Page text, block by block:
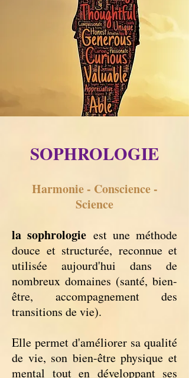
SOPHROLOGIE
Harmonie - Conscience -
Science
la sophrologie est une méthode
douce et structurée, reconnue et
utilisée aujourd'hui dans de
nombreux domaines (santé, bien-
être, accompagnement des
transitions de vie).
Elle permet d'améliorer sa qualité
de vie, son bien-être physique et
mental tout en développant ses